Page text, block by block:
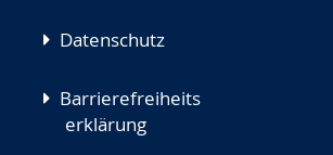
Datenschutz
Barrierefreiheits
erklärung